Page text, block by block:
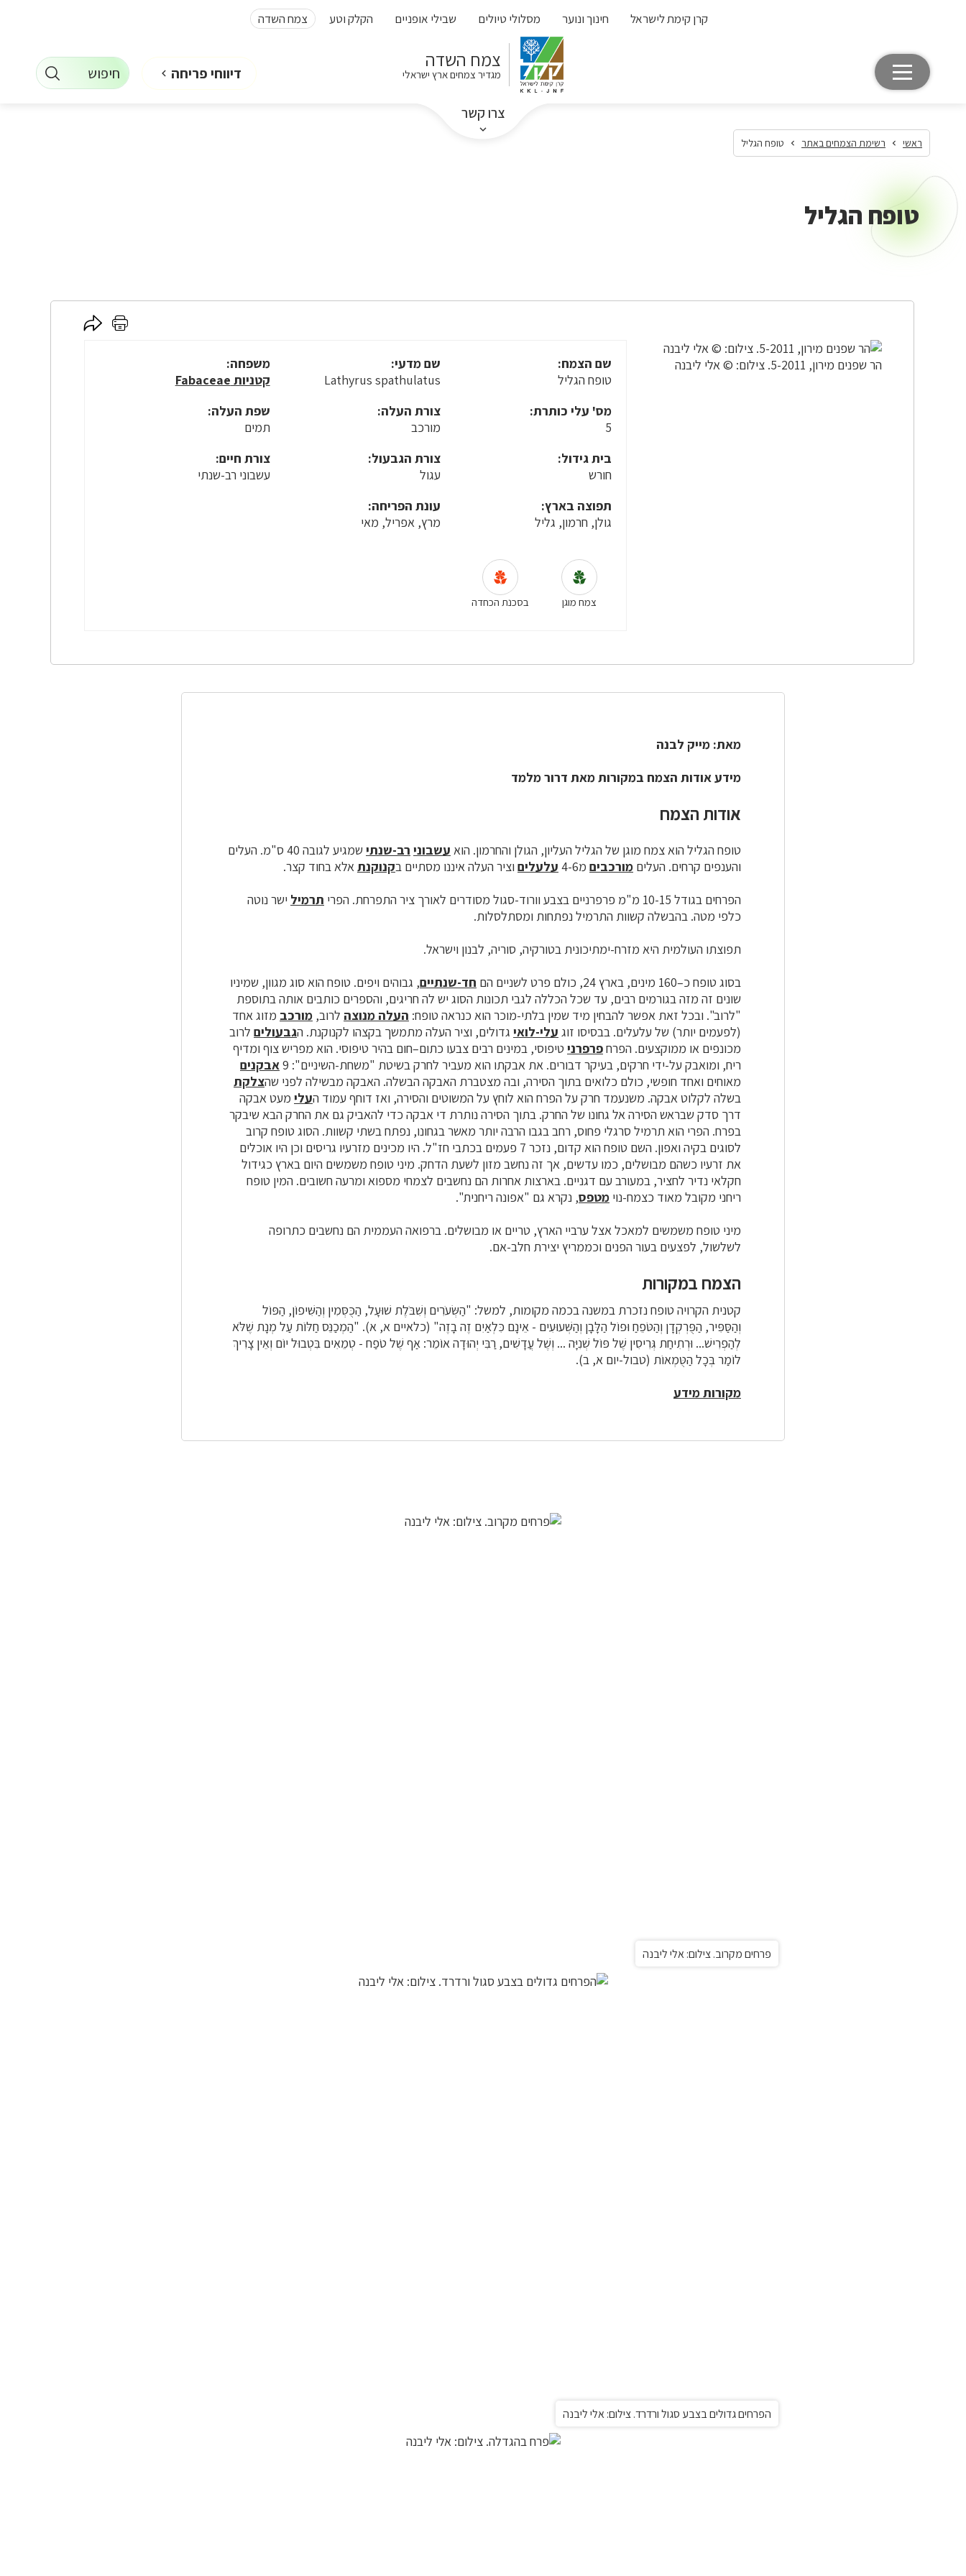
קרן קימת לישראל חינוך ונוער מסלולי טיולים שבילי אופניים הקלק וטע צמח השדה
צמח השדה
מגדיר צמחים ארץ ישראלי
צרו קשר
דיווחי פריחה חיפוש
ראשי רשימת הצמחים באתר טופח הגליל
טופח הגליל
הר שפנים מירון, 5-2011. צילום: © אלי ליבנה
לחץ
לחץ
שם הצמח:
טופח הגליל
שם מדעי:
Lathyrus spathulatus
משפחה:
קטניות Fabaceae
מס' עלי כותרת:
5
צורת העלה:
מורכב
שפת העלה:
תמים
בית גידול:
חורש
צורת הגבעול:
עגול
צורת חיים:
עשבוני רב-שנתי
תפוצה בארץ:
גולן, חרמון, גליל
עונת הפריחה:
מרץ, אפריל, מאי
צמח מוגן בסכנת הכחדה
מאת: מייק לבנה
מידע אודות הצמח במקורות מאת דרור מלמד
אודות הצמח
טופח הגליל הוא צמח מוגן של הגליל העליון, הגולן והחרמון. הוא עשבוני רב-שנתי
שמגיע לגובה 40 ס"מ. העלים
והענפים קרחים. העלים מורכבים מ4-6 עלעלים וציר העלה איננו מסתיים בקנוקנתאלא בחוד קצר.
הפרחים בגודל 10-15 מ"מ פרפרניים בצבע וורוד-סגול מסודרים לאורך ציר התפרחת. הפרי
תרמיל ישר נוטה
כלפי מטה. בהבשלה קשוות התרמיל נפתחות ומסתלסלות.
תפוצתו העולמית היא מזרח-ימתיכונית בטורקיה, סוריה, לבנון וישראל.
בסוג טופח כ–160 מינים, בארץ 24, כולם פרט לשניים הם
חד-שנתיים, גבוהים ויפים. טופח הוא סוג מגוון, שמיניו
שונים זה מזה בגורמים רבים, עד שכל הכללה לגבי תכונות הסוג יש לה חריגים, והספרים כותבים אותה בתוספת
"לרוב". ובכל זאת אפשר להבחין מיד שמין בלתי-מוכר הוא כנראה טופח: העלה מנוצה לרוב, מורכב מזוג אחד
(לפעמים יותר) של עלעלים. בבסיסו זוג עלי-לואי גדולים, וציר העלה מתמשך בקצהו לקנוקנת. הגבעולים לרוב
מכונפים או ממוקצעים. הפרחפרפרני טיפוסי, במינים רבים צבעו כתום–חום בהיר טיפוסי. הוא מפריש צוף ומדיף
ריח, ומואבק על-ידי חרקים, בעיקר דבורים. את אבקתו הוא מעביר לחרק בשיטת "משחת-השיניים": 9
אבקנים
מאוחים ואחד חופשי, כולם כלואים בתוך הסירה, ובה מצטברת האבקה הבשלה. האבקה מבשילה לפני שהצלקת
בשלה לקלוט אבקה. משנעמד חרק על הפרח הוא לוחץ על המשוטים והסירה, ואז דוחף עמוד העלי מעט אבקה
דרך סדק שבראש הסירה אל גחונו של החרק. בתוך הסירה נותרת די אבקה כדי להאביק גם את החרק הבא שיבקר
בפרח. הפרי הוא תרמיל סרגלי פחוס, רחב בגבו הרבה יותר מאשר בגחונו, נפתח בשתי קשוות. הסוג טופח קרוב
לסוגים בקיה ואפון. השם טופח הוא קדום, נזכר 7 פעמים בכתבי חז"ל. היו מכינים מזרעיו גריסים וכן היו אוכלים
את זרעיו כשהם מבושלים, כמו עדשים, אך זה נחשב מזון לשעת הדחק. מיני טופח משמשים היום בארץ כגידול
חקלאי נדיר לחציר, במעורב עם דגניים. בארצות אחרות הם נחשבים לצמחי מספוא ומרעה חשובים. המין טופח
ריחני מקובל מאוד כצמח-נוי מטפס, נקרא גם "אפונה ריחנית".
מיני טופח משמשים למאכל אצל ערביי הארץ, טריים או מבושלים. ברפואה העממית הם נחשבים כתרופה
לשלשול, לפצעים בעור הפנים וכממריץ יצירת חלב-אם.
הצמח במקורות
קטנית הקרויה טופח נזכרת במשנה בכמה מקומות, למשל: "הַשְּׂעֹרִים וְשִׁבֹּלֶת שׁוּעָל, הַכֻּסְּמִין וְהַשִּׁיפוֹן, הַפּוֹל
וְהַסַּפִּיר, הַפֻּרְקְדָן וְהַטֹּפֵחַ וּפוֹל הַלָּבָן וְהַשְּׁעוּעִים - אֵינָם כִּלְאַיִם זֶה בָזֶה" (כלאיים א, א). "הַמְכַנֵּס חַלּוֹת עַל מְנָת שֶׁלֹּא
לְהַפְרִישׁ... וּרְתִיחַת גְּרִיסִין שֶׁל פּוֹל שְׁנִיָּה ... וְשֶׁל עֲדָשִׁים, רַבִּי יְהוּדָה אוֹמֵר: אַף שֶׁל טֹפַח - טְמֵאִים בִּטְבוּל יוֹם וְאֵין צָרִיךְ
לוֹמַר בְּכָל הַטֻּמְאוֹת (טבול-יום א, ב).
מקורות מידע
פרחים מקרוב. צילום: אלי ליבנה
הפרחים גדולים בצבע סגול ורדרד. צילום: אלי ליבנה